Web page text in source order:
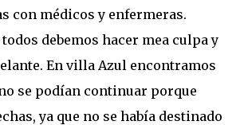
con médicos y enfermeras.
debemos hacer mea culpa y
En villa Azul encontramos
se podían continuar porque
ya que no se había destinado